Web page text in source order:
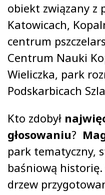
obiekt związany z
Katowicach,
centrum
Centrum Nauki
Wieliczka, park
Podskarbicach
Kto zdobył
głosowaniu?
park tematyczny,
baśniową
drzew